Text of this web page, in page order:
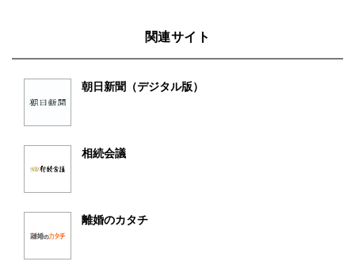
関連サイト
朝日新聞（デジタル版）
相続会議
離婚のカタチ